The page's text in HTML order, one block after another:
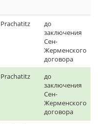
Prachatitz
до
заключения
Сен-
Жерменского
договора
Prachatitz
до
заключения
Сен-
Жерменского
договора